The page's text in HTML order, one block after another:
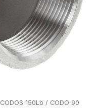
CODOS 150Lb / CODO 90